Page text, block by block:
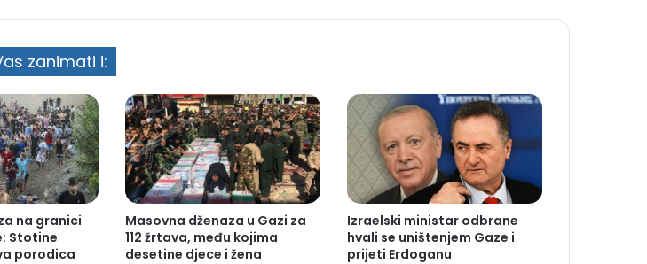
zanimati i:
na granici
Stotine
porodica
Masovna dženaza u Gazi za
112 žrtava, među kojima
desetine djece i žena
Izraelski ministar odbrane
hvali se uništenjem Gaze i
prijeti Erdoganu